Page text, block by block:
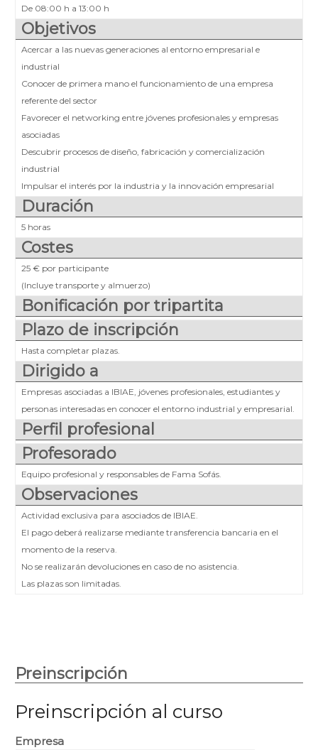
De 08:00 h a 13:00 h
Objetivos
Acercar a las nuevas generaciones al entorno empresarial e
industrial
Conocer de primera mano el funcionamiento de una empresa
referente del sector
Favorecer el networking entre jóvenes profesionales y empresas
asociadas
Descubrir procesos de diseño, fabricación y comercialización
industrial
Impulsar el interés por la industria y la innovación empresarial
Duración
5 horas
Costes
25 € por participante
(Incluye transporte y almuerzo)
Bonificación por tripartita
Plazo de inscripción
Hasta completar plazas.
Dirigido a
Empresas asociadas a IBIAE, jóvenes profesionales, estudiantes y
personas interesadas en conocer el entorno industrial y empresarial.
Perfil profesional
Profesorado
Equipo profesional y responsables de Fama Sofás.
Observaciones
Actividad exclusiva para asociados de IBIAE.
El pago deberá realizarse mediante transferencia bancaria en el
momento de la reserva.
No se realizarán devoluciones en caso de no asistencia.
Las plazas son limitadas.
Preinscripción
Preinscripción al curso
Empresa